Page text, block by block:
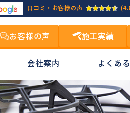
口コミ・お客様の声
お客様の声 施工実績
会社案内 よくあ